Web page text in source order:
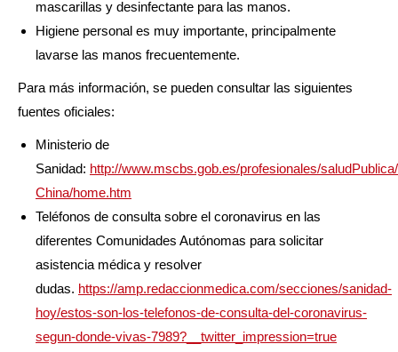
mascarillas y desinfectante para las manos.
Higiene personal es muy importante, principalmente
lavarse las manos frecuentemente.
Para más información, se pueden consultar las siguientes
fuentes oficiales:
Ministerio de
Sanidad: http://www.mscbs.gob.es/profesionales/
China/home.htm
Teléfonos de consulta sobre el coronavirus en las
diferentes Comunidades Autónomas para solicitar
asistencia médica y resolver
dudas. https://amp.redaccionmedica.com/secciones/sanidad-
hoy/estos-son-los-telefonos-de-consulta-del-coronavirus-
segun-donde-vivas-7989?__twitter_impression=true